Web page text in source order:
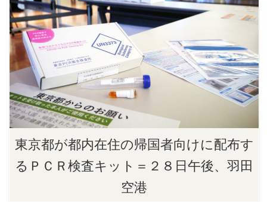
東京都が都内在住の帰国者向けに配布す
るＰＣＲ検査キット＝２８日午後、羽田
空港